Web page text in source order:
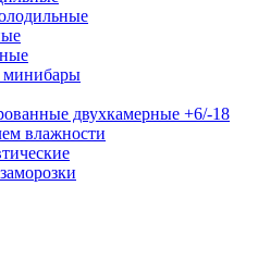
двухкамерные +6/-18
влажности